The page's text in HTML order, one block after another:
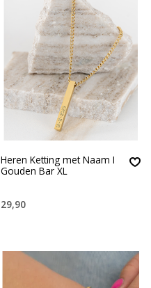
Heren Ketting met Naam I
Gouden Bar XL
29,90